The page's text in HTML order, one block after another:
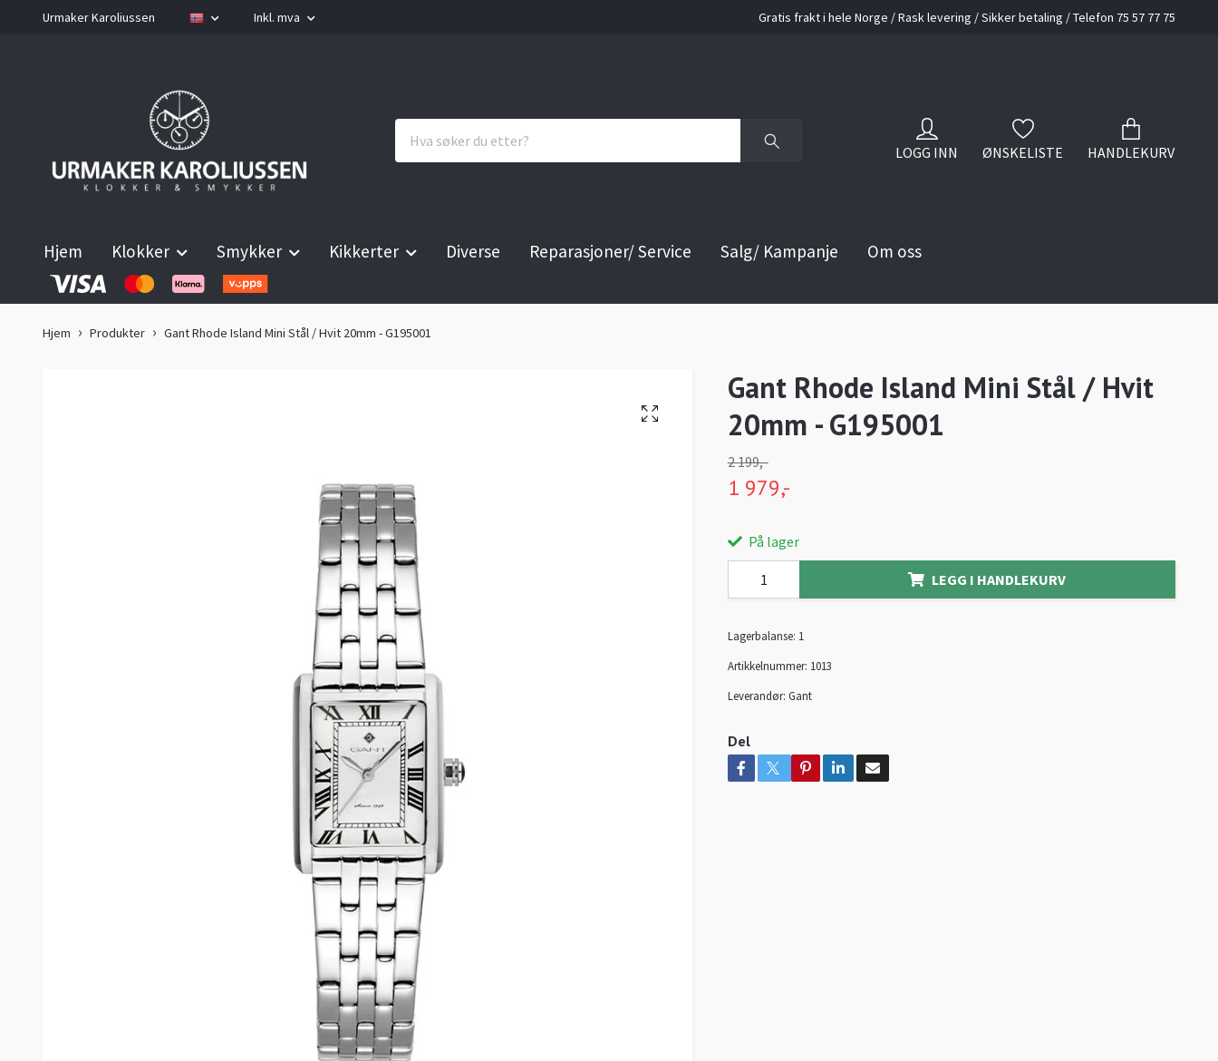
Urmaker Karoliussen Inkl. mva Gratis frakt i hele Norge / Rask levering / Sikker betaling / Telefon 75 57 77 75
LOGG INN ØNSKELISTE HANDLEKURV
Hjem Klokker Smykker Kikkerter Diverse Reparasjoner/ Service Salg/ Kampanje Om oss
Hjem Produkter Gant Rhode Island Mini Stål / Hvit 20mm - G195001
Gant Rhode Island Mini Stål / Hvit
20mm - G195001
2 199,-
1 979,-
På lager
LEGG I HANDLEKURV
Lagerbalanse: 1
Artikkelnummer: 1013
Leverandør: Gant
Del